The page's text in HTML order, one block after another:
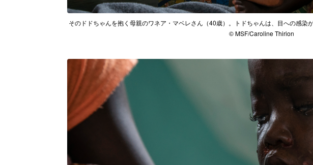
そのドドちゃんを抱く母親のワネア・マベレさん（40歳）。トドちゃんは、目への感染
© MSF/Caroline Thirion